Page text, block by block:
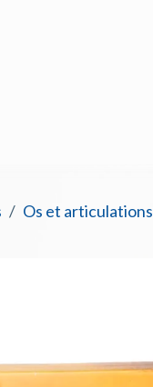
Os et articulations